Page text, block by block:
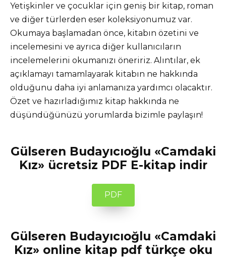
Yetişkinler ve çocuklar için geniş bir kitap, roman
ve diğer türlerden eser koleksiyonumuz var.
Okumaya başlamadan önce, kitabın özetini ve
incelemesini ve ayrıca diğer kullanıcıların
incelemelerini okumanızı öneririz. Alıntılar, ek
açıklamayı tamamlayarak kitabın ne hakkında
olduğunu daha iyi anlamanıza yardımcı olacaktır.
Özet ve hazırladığımız kitap hakkında ne
düşündüğünüzü yorumlarda bizimle paylaşın!
Gülseren Budayıcıoğlu «Camdaki
Kız» ücretsiz PDF E-kitap indir
PDF
Gülseren Budayıcıoğlu «Camdaki
Kız» online kitap pdf türkçe oku